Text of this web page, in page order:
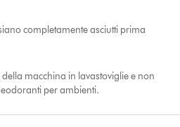
completamente asciutti prima
macchina in lavastoviglie e non
per ambienti.